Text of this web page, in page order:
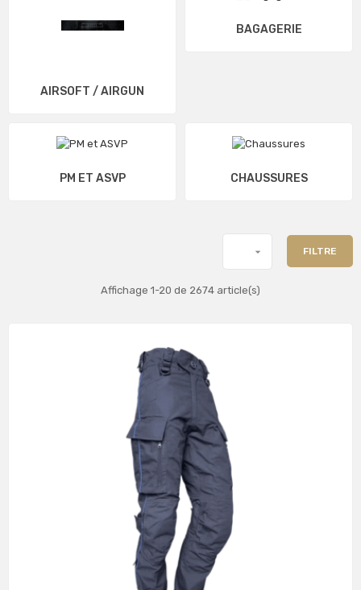
AIRSOFT / AIRGUN
BAGAGERIE
PM ET ASVP CHAUSSURES
 FILTRE
Affichage 1-20 de 2674 article(s)